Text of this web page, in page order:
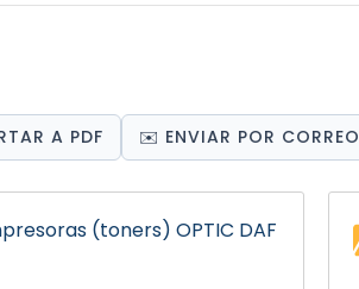
A PDF ✉️ ENVIAR POR CORREO
(toners) OPTIC DAF